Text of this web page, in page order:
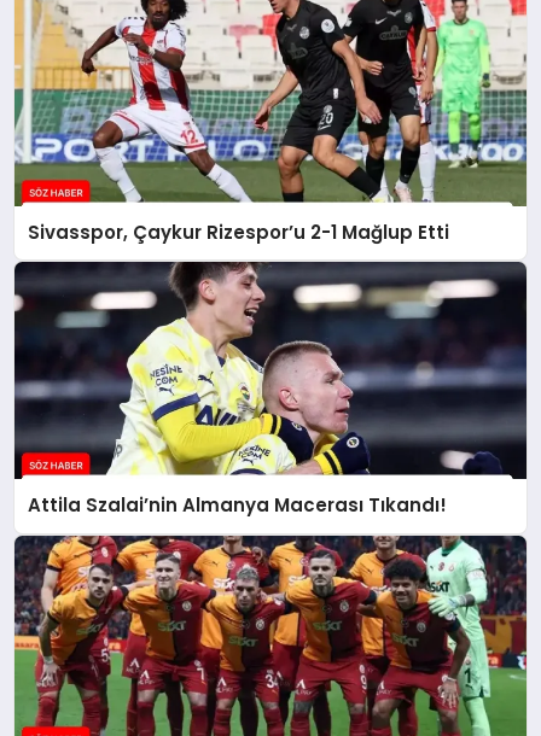
Sivasspor, Çaykur Rizespor’u 2-1 Mağlup Etti
Attila Szalai’nin Almanya Macerası Tıkandı!